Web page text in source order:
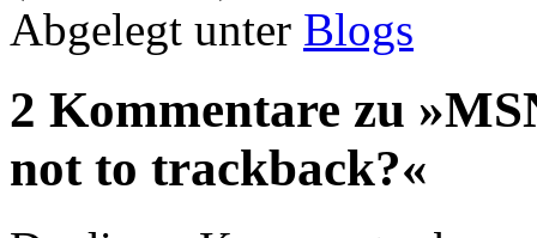
Abgelegt unter Blogs
2 Kommentare zu
not to trackback?«